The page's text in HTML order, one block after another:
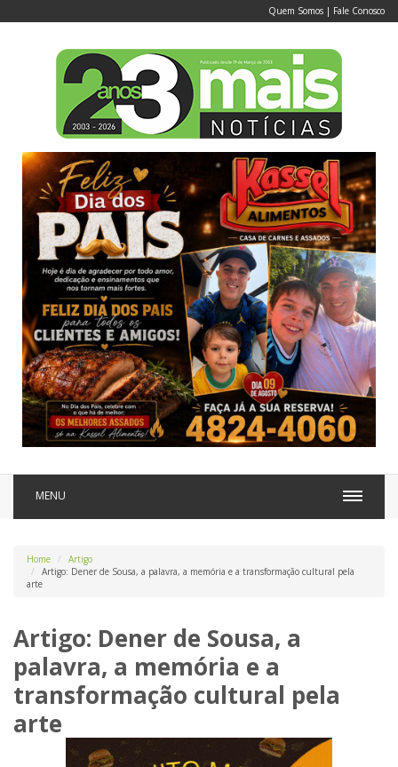
Quem Somos | Fale Conosco
MENU
Home
Artigo
Artigo: Dener de Sousa, a palavra, a memória e a transformação cultural pela
arte
Artigo: Dener de Sousa, a
palavra, a memória e a
transformação cultural pela
arte